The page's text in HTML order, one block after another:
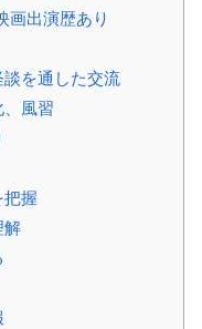
画出演歴あり
談を通した交流
風習
把握
解